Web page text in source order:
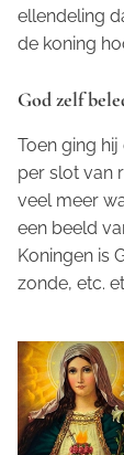
ellendeling
de koning
God zelf
Toen ging
per slot van
veel meer
een beeld
Koningen is
zonde, etc.